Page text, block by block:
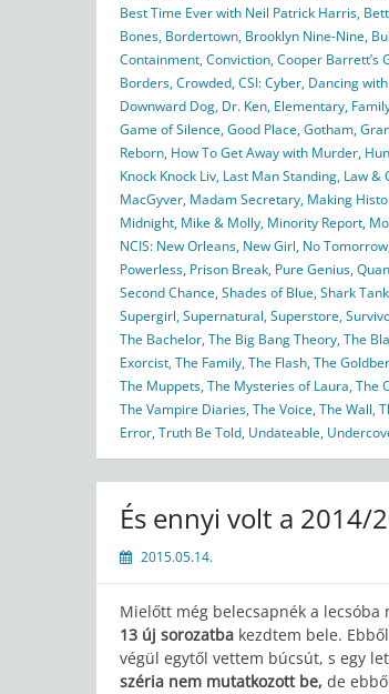
Best Time Ever with Neil Patrick Harris,
Bones, Bordertown, Brooklyn Nine-Nine,
Containment,Conviction,Cooper Barrett’s
Borders,Crowded,CSI: Cyber, Dancing
Downward Dog, Dr. Ken, Elementary,
Game of Silence,Good Place,Gotham,
Reborn, How To Get Away with Murder,
Knock Knock Liv, Last Man Standing, Law &
MacGyver, Madam Secretary, Making
Midnight, Mike & Molly, Minority Report,
NCIS: New Orleans, New Girl, No Tomorrow
Powerless, Prison Break, Pure Genius,
Second Chance,Shades of Blue,Shark Tank
Supergirl,Supernatural,Superstore,
The Bachelor,The Big Bang Theory,The
Exorcist,The Family,The Flash,The
The Muppets,The Mysteries of Laura,The
The Vampire Diaries,The Voice,The Wall,
Error,Truth Be Told, Undateable,
És ennyi volt a 2014/
2015.05.14.
Mielőtt még belecsapnék a lecsóba
13 új sorozatba kezdtem bele.
végül egytől vettem búcsút, s egy
széria nem mutatkozott be, de